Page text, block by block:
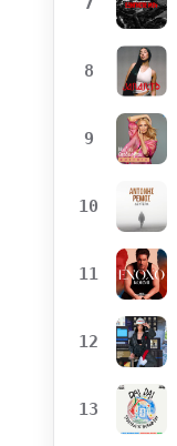
8
9
10
11
12
13